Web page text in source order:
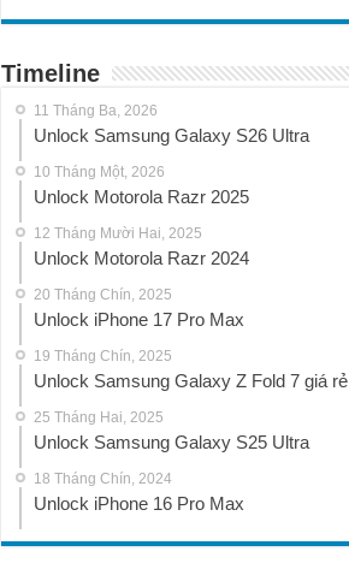
Timeline
11 Tháng Ba, 2026
Unlock Samsung Galaxy S26 Ultra
10 Tháng Một, 2026
Unlock Motorola Razr 2025
12 Tháng Mười Hai, 2025
Unlock Motorola Razr 2024
20 Tháng Chín, 2025
Unlock iPhone 17 Pro Max
19 Tháng Chín, 2025
Unlock Samsung Galaxy Z Fold 7 giá rẻ
25 Tháng Hai, 2025
Unlock Samsung Galaxy S25 Ultra
18 Tháng Chín, 2024
Unlock iPhone 16 Pro Max